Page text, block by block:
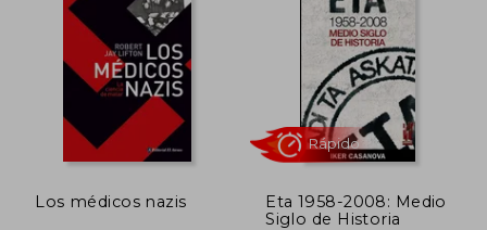
5%
19,90 €
Los médicos nazis
Eta 1958-2008: Medio
Siglo de Historia